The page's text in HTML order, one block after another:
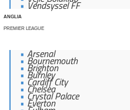
Vendsyssel FF
ANGLIA
PREMIER LEAGUE
Arsenal
Bournemouth
Brighton
Burnley
Cardiff City
Chelsea
Crystal Palace
Everton